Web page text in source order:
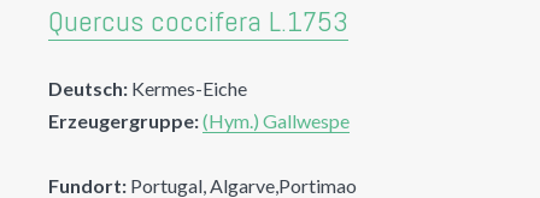
Quercus coccifera L.1753
Deutsch: Kermes-Eiche
Erzeugergruppe:(Hym.) Gallwespe
Fundort: Portugal, Algarve,Portimao